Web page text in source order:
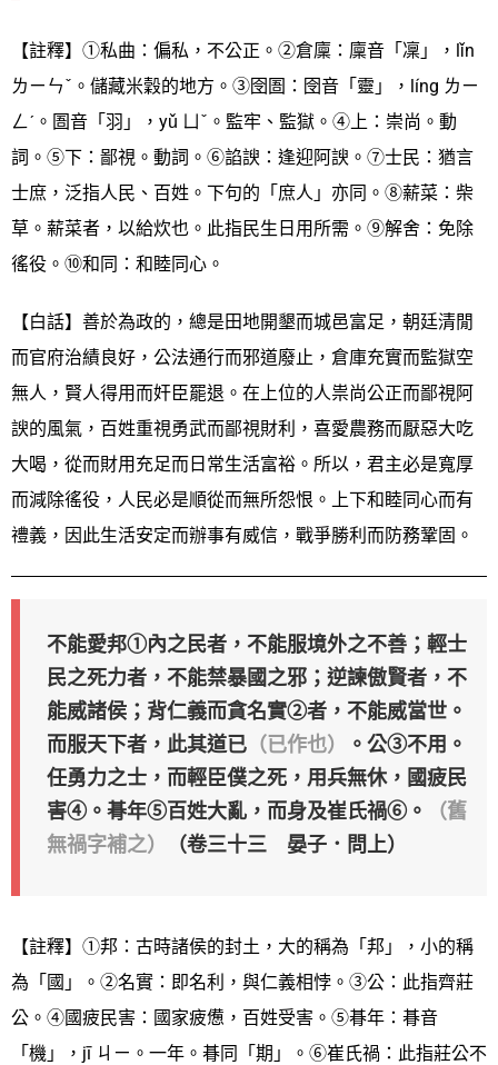
【註釋】①私曲：偏私，不公正。②倉廩：廩音「凜」，lǐn
ㄌㄧㄣˇ。儲藏米穀的地方。③囹圄：囹音「靈」，líng ㄌㄧ
ㄥˊ。圄音「羽」，yǔ ㄩˇ。監牢、監獄。④上：崇尚。動
詞。⑤下：鄙視。動詞。⑥諂諛：逢迎阿諛。⑦士民：猶言
士庶，泛指人民、百姓。下句的「庶人」亦同。⑧薪菜：柴
草。薪菜者，以給炊也。此指民生日用所需。⑨解舍：免除
徭役。⑩和同：和睦同心。
【白話】善於為政的，總是田地開墾而城邑富足，朝廷清閒
而官府治績良好，公法通行而邪道廢止，倉庫充實而監獄空
無人，賢人得用而奸臣罷退。在上位的人祟尚公正而鄙視阿
諛的風氣，百姓重視勇武而鄙視財利，喜愛農務而厭惡大吃
大喝，從而財用充足而日常生活富裕。所以，君主必是寬厚
而減除徭役，人民必是順從而無所怨恨。上下和睦同心而有
禮義，因此生活安定而辦事有威信，戰爭勝利而防務鞏固。
不能愛邦①內之民者，不能服境外之不善；輕士
民之死力者，不能禁暴國之邪；逆諫傲賢者，不
能威諸侯；背仁義而貪名實②者，不能威當世。
而服天下者，此其道已 （已作也）
。公③不用。
任勇力之士，而輕臣僕之死，用兵無休，國疲民
害④。朞年⑤百姓大亂，而身及崔氏禍⑥。
（舊
無禍字補之）
（卷三十三 晏子．問上）
【註釋】①邦：古時諸侯的封土，大的稱為「邦」，小的稱
為「國」。②名實：即名利，與仁義相悖。③公：此指齊莊
公。④國疲民害：國家疲憊，百姓受害。⑤朞年：朞音
「機」，jī ㄐㄧ。一年。朞同「期」。⑥崔氏禍：此指莊公不